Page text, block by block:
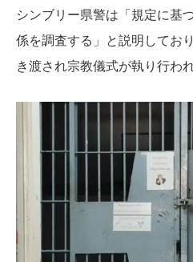
シンブリー県警は「規定に基
係を調査する」と説明してお
き渡され宗教儀式が執り行わ